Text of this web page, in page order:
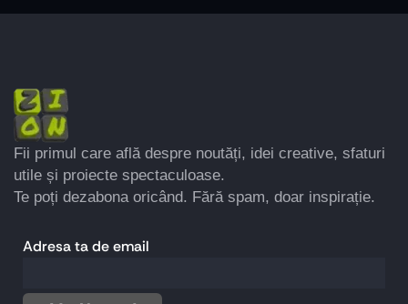
Fii primul care află despre noutăți, idei creative, sfaturi
utile și proiecte spectaculoase.
Te poți dezabona oricând. Fără spam, doar inspirație.
Adresa ta de email